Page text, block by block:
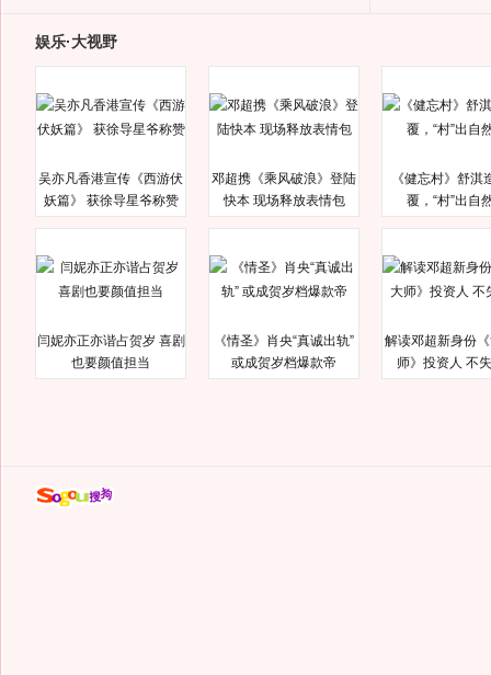
娱乐·大视野
吴亦凡香港宣传《西游伏
妖篇》 获徐导星爷称赞
邓超携《乘风破浪》登陆
快本 现场释放表情包
《健忘村》舒淇
覆，“村”出自
闫妮亦正亦谐占贺岁 喜剧
也要颜值担当
《情圣》肖央“真诚出轨”
或成贺岁档爆款帝
解读邓超新身份
师》投资人 不